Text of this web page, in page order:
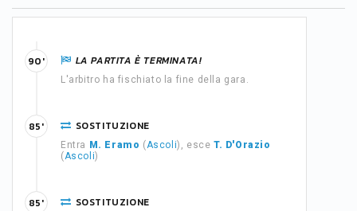
LA PARTITA È TERMINATA!
L'arbitro ha fischiato la fine della gara.
90'
SOSTITUZIONE
Entra M. Eramo (Ascoli), esceT. D'Orazio
(Ascoli)
85'
SOSTITUZIONE
85'